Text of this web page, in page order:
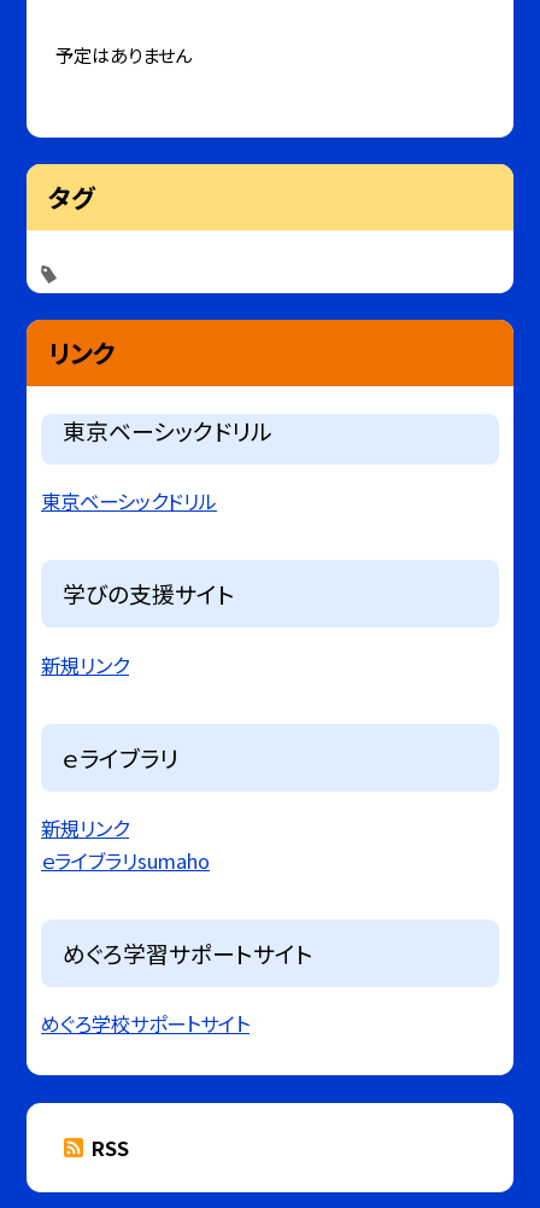
予定はありません
タグ
リンク
東京ベーシックドリル
東京ベーシックドリル
学びの支援サイト
新規リンク
ｅライブラリ
新規リンク
ｅライブラリsumaho
めぐろ学習サポートサイト
めぐろ学校サポートサイト
RSS